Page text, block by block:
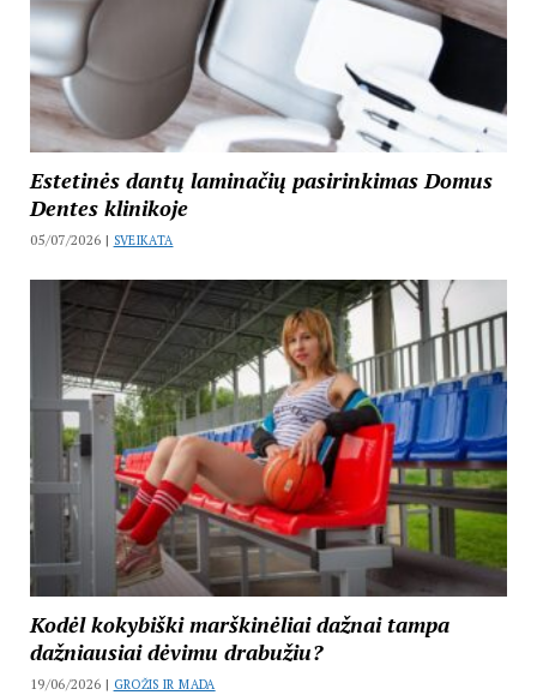
Estetinės dantų laminačių pasirinkimas Domus
Dentes klinikoje
05/07/2026 | SVEIKATA
Kodėl kokybiški marškinėliai dažnai tampa
dažniausiai dėvimu drabužiu?
19/06/2026 | GROŽIS IR MADA